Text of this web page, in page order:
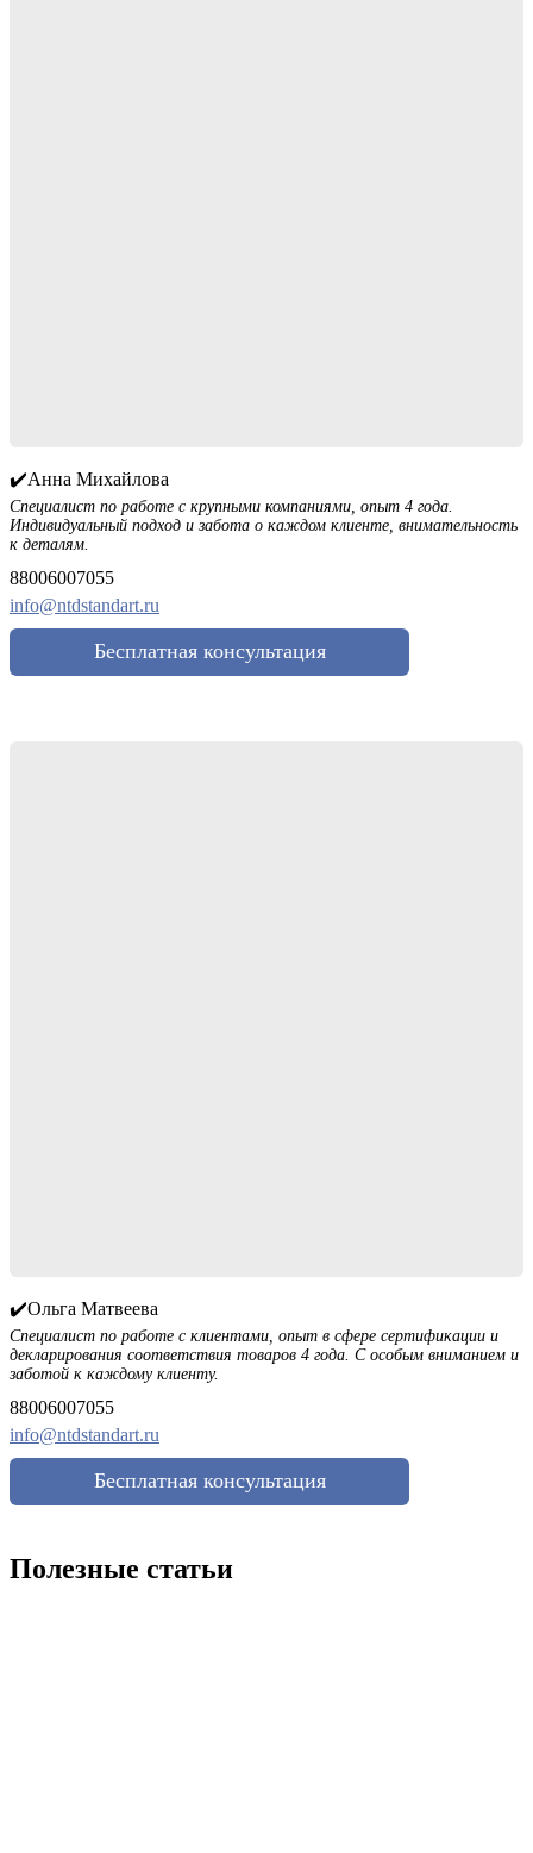
✔️Анна Михайлова
Специалист по работе с крупными компаниями, опыт 4 года.
Индивидуальный подход и забота о каждом клиенте, внимательность
к деталям.
88006007055
info@ntdstandart.ru
Бесплатная консультация
✔️Ольга Матвеева
Специалист по работе с клиентами, опыт в сфере сертификации и
декларирования соответствия товаров 4 года. С особым вниманием и
заботой к каждому клиенту.
88006007055
info@ntdstandart.ru
Бесплатная консультация
Полезные статьи